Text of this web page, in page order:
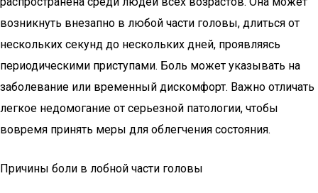
возникнуть внезапно в любой части головы, длиться от
нескольких секунд до нескольких дней, проявляясь
периодическими приступами. Боль может указывать на
заболевание или временный дискомфорт. Важно отличать
легкое недомогание от серьезной патологии, чтобы
вовремя принять меры для облегчения состояния.
Причины боли в лобной части головы